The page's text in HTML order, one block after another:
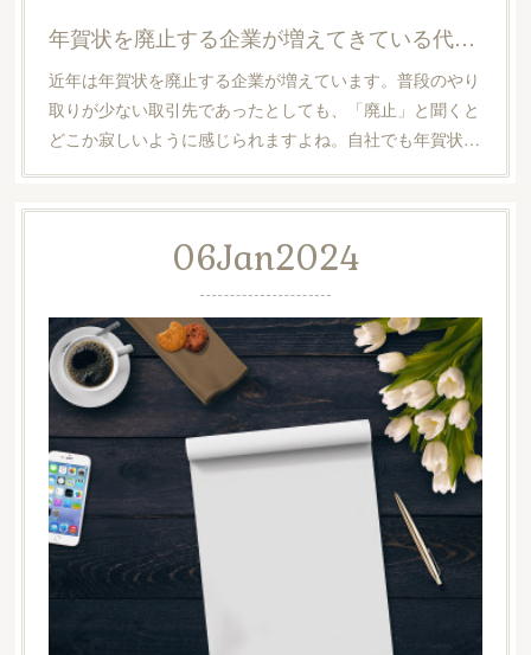
年賀状を廃止する企業が増えてきている代表的な理由とは？
近年は年賀状を廃止する企業が増えています。普段のやり
取りが少ない取引先であったとしても、「廃止」と聞くと
どこか寂しいように感じられますよね。自社でも年賀状…
06Jan2024